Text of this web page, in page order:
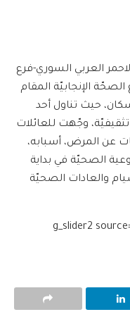
العربي السوري-فرع
الإنجابيّة المقام
حيث تناول أحد
وجّهت للعائلات
المرض، أسبابه،
الصحيّة في بداية
والعادات الصحيّة
[g_slider2